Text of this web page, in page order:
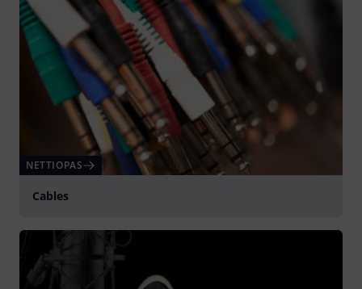
NETTIOPAS
Cables